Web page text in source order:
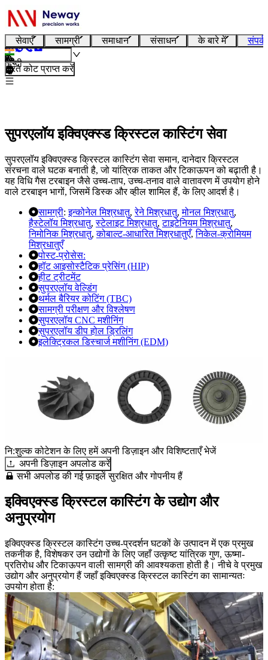
सेवाएँ सामग्री समाधान संसाधन के बारे में
हिन्दी
तुरंत कोट प्राप्त करें
सुपरएलॉय इक्विएक्स्ड क्रिस्टल कास्टिंग सेवा
सुपरएलॉय इक्विएक्स्ड क्रिस्टल कास्टिंग सेवा समान, दानेदार क्रिस्टल
संरचना वाले घटक बनाती है, जो यांत्रिक ताकत और टिकाऊपन को बढ़ाती है।
यह विधि गैस टरबाइन जैसे उच्च-ताप, उच्च-तनाव वाले वातावरण में उपयोग होने
वाले टरबाइन भागों, जिसमें डिस्क और व्हील शामिल हैं, के लिए आदर्श है।
सामग्री:इन्कोनेल मिश्रधातु,रेने मिश्रधातु,मोनल मिश्रधातु,
हैस्टेलॉय मिश्रधातु,स्टेलाइट मिश्रधातु,टाइटेनियम मिश्रधातु,
निमोनिक मिश्रधातु,कोबाल्ट-आधारित मिश्रधातुएँ,निकेल-क्रोमियम
मिश्रधातुएँ
पोस्ट-प्रोसेस:
हॉट आइसोस्टैटिक प्रेसिंग (HIP)
हीट ट्रीटमेंट
सुपरएलॉय वेल्डिंग
थर्मल बैरियर कोटिंग (TBC)
सामग्री परीक्षण और विश्लेषण
सुपरएलॉय CNC मशीनिंग
सुपरएलॉय डीप होल ड्रिलिंग
इलेक्ट्रिकल डिस्चार्ज मशीनिंग (EDM)
नि:शुल्क कोटेशन के लिए हमें अपनी डिज़ाइन और विशिष्टताएँ भेजें
अपनी डिज़ाइन अपलोड करें
सभी अपलोड की गई फ़ाइलें सुरक्षित और गोपनीय हैं
इक्विएक्स्ड क्रिस्टल कास्टिंग के उद्योग और
अनुप्रयोग
इक्विएक्स्ड क्रिस्टल कास्टिंग उच्च-प्रदर्शन घटकों के उत्पादन में एक प्रमुख
तकनीक है, विशेषकर उन उद्योगों के लिए जहाँ उत्कृष्ट यांत्रिक गुण, ऊष्मा-
प्रतिरोध और टिकाऊपन वाली सामग्री की आवश्यकता होती है। नीचे वे प्रमुख
उद्योग और अनुप्रयोग हैं जहाँ इक्विएक्स्ड क्रिस्टल कास्टिंग का सामान्यतः
उपयोग होता है: